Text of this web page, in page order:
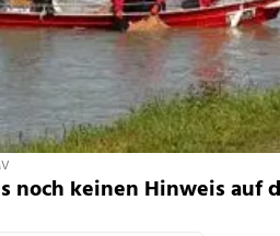
noch keinen Hinweis auf